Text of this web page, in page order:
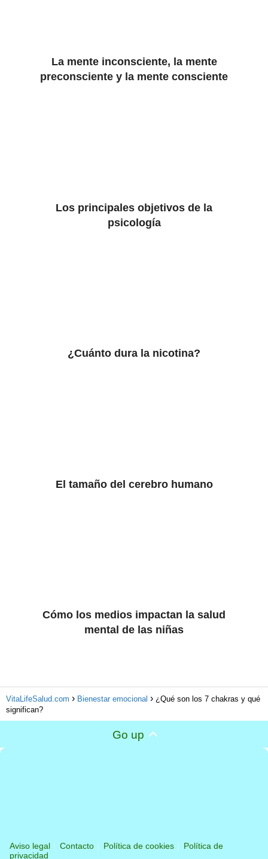
La mente inconsciente, la mente
preconsciente y la mente consciente
Los principales objetivos de la
psicología
¿Cuánto dura la nicotina?
El tamaño del cerebro humano
Cómo los medios impactan la salud
mental de las niñas
VitaLifeSalud.com Bienestar emocional
¿Qué son los 7 chakras y qué
significan?
Go up
Aviso legal Contacto Política de cookies
Política de
privacidad